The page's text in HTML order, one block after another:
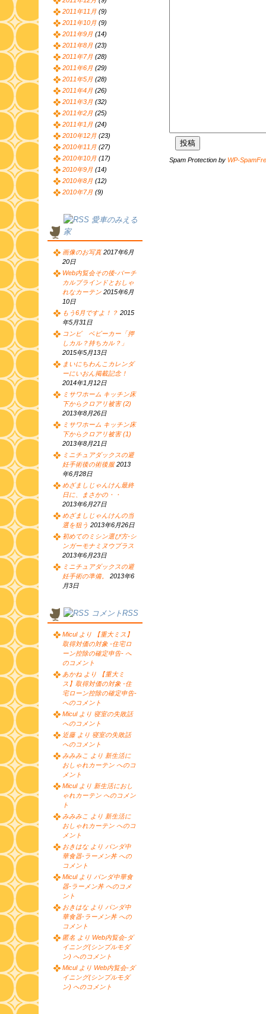
Spam Protection by WP-
2011年11月 (9)
2011年10月 (9)
2011年9月 (14)
2011年8月 (23)
2011年7月 (28)
2011年6月 (29)
2011年5月 (28)
2011年4月 (26)
2011年3月 (32)
2011年2月 (25)
2011年1月 (24)
2010年12月 (23)
2010年11月 (27)
2010年10月 (17)
2010年9月 (14)
2010年8月 (12)
2010年7月 (9)
愛車のみえる
家
画像のお写真 2017年6月
20日
Web内覧会その後-バーチ
カルブラインドとおしゃ
れなカーテン 2015年6月
10日
もう6月ですよ！？ 2015
年5月31日
コンビ ベビーカー「押
しカル？持ちカル？」
2015年5月13日
まいにちわんこカレンダ
ーにいおん掲載記念！
2014年1月12日
ミサワホーム キッチン床
下からクロアリ被害 (2)
2013年8月26日
ミサワホーム キッチン床
下からクロアリ被害 (1)
2013年8月21日
ミニチュアダックスの避
妊手術後の術後服 2013
年6月28日
めざましじゃんけん最終
日に、まさかの・・
2013年6月27日
めざましじゃんけんの当
選を狙う 2013年6月26日
初めてのミシン選び方-シ
ンガーモナミヌウプラス
2013年6月23日
ミニチュアダックスの避
妊手術の準備。
2013年6
月3日
コメントRSS
Micul より 【重大ミス】
取得対価の対象 -住宅ロ
ーン控除の確定申告- へ
のコメント
あかね より 【重大ミ
ス】取得対価の対象 -住
宅ローン控除の確定申告-
へのコメント
Micul より 寝室の失敗話
へのコメント
近藤 より 寝室の失敗話
へのコメント
みみみこ より 新生活に
おしゃれカーテン へのコ
メント
Micul より 新生活におし
ゃれカーテン へのコメン
ト
みみみこ より 新生活に
おしゃれカーテン へのコ
メント
おきはな より パンダ中
華食器-ラーメン丼 への
コメント
Micul より パンダ中華食
器-ラーメン丼 へのコメ
ント
おきはな より パンダ中
華食器-ラーメン丼 への
コメント
匿名 より Web内覧会-ダ
イニング(シンプルモダ
ン) へのコメント
Micul より Web内覧会-ダ
イニング(シンプルモダ
ン) へのコメント